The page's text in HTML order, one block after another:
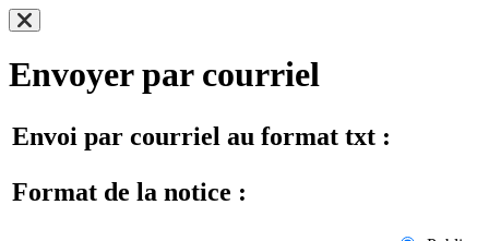
Envoyer par courriel
Envoi par courriel au format txt :
Format de la notice :